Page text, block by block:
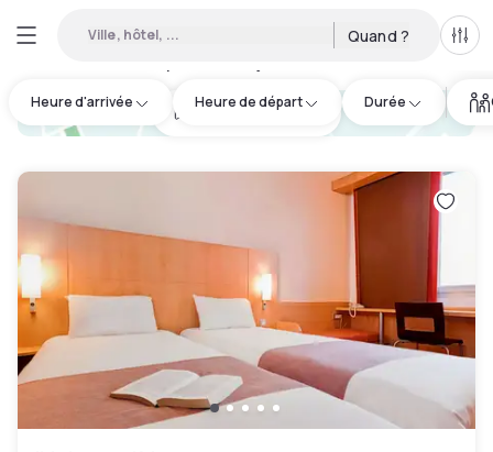
Ville, hôtel, ... Quand ?
Heure d'arrivée Heure de départ Durée
hotel.cta.view_map